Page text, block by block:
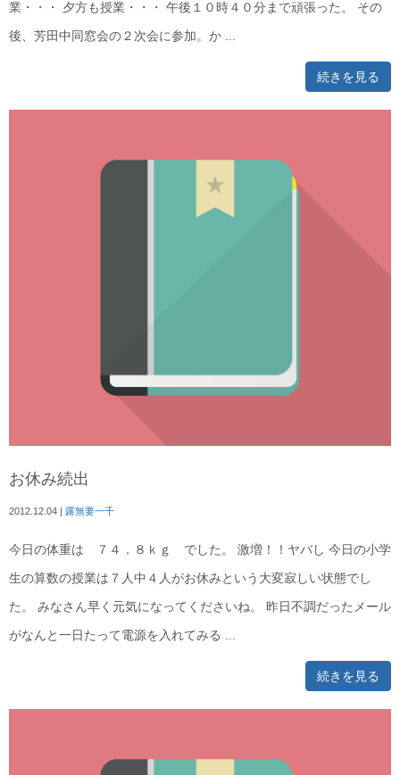
業・・・ 夕方も授業・・・ 午後１０時４０分まで頑張った。 その
後、芳田中同窓会の２次会に参加。か ...
続きを見る
お休み続出
2012.12.04 | 露無要一千
今日の体重は ７４．８ｋｇ でした。 激増！！ヤバし 今日の小学
生の算数の授業は７人中４人がお休みという大変寂しい状態でし
た。 みなさん早く元気になってくださいね。 昨日不調だったメール
がなんと一日たって電源を入れてみる ...
続きを見る